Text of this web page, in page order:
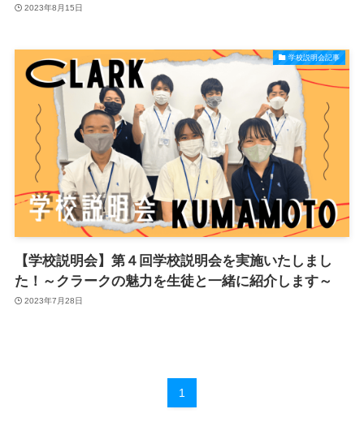
2023年8月15日
学校説明会記事
【学校説明会】第４回学校説明会を実施いたしまし
た！～クラークの魅力を生徒と一緒に紹介します～
2023年7月28日
1